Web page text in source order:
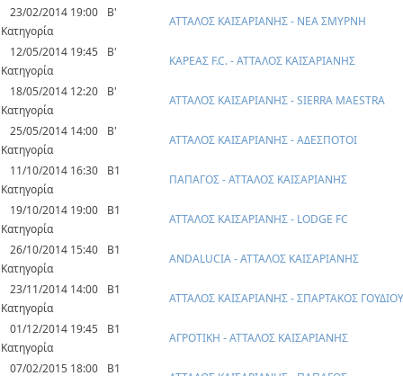
23/02/2014 19:00
Β'
Κατηγορία
ΑΤΤΑΛΟΣ ΚΑΙΣΑΡΙΑΝΗΣ - ΝΕΑ ΣΜΥΡΝΗ
12/05/2014 19:45
Β'
Κατηγορία
ΚΑΡΕΑΣ F.C. - ΑΤΤΑΛΟΣ ΚΑΙΣΑΡΙΑΝΗΣ
18/05/2014 12:20
Β'
Κατηγορία
ΑΤΤΑΛΟΣ ΚΑΙΣΑΡΙΑΝΗΣ - SIERRA MAESTRA
25/05/2014 14:00
Β'
Κατηγορία
ΑΤΤΑΛΟΣ ΚΑΙΣΑΡΙΑΝΗΣ - ΑΔΕΣΠΟΤΟΙ
11/10/2014 16:30
Β1
Κατηγορία
ΠΑΠΑΓΟΣ - ΑΤΤΑΛΟΣ ΚΑΙΣΑΡΙΑΝΗΣ
19/10/2014 19:00
Β1
Κατηγορία
ΑΤΤΑΛΟΣ ΚΑΙΣΑΡΙΑΝΗΣ - LODGE FC
26/10/2014 15:40
Β1
Κατηγορία
ANDALUCIA - ΑΤΤΑΛΟΣ ΚΑΙΣΑΡΙΑΝΗΣ
23/11/2014 14:00
Β1
Κατηγορία
ΑΤΤΑΛΟΣ ΚΑΙΣΑΡΙΑΝΗΣ - ΣΠΑΡΤΑΚΟΣ ΓΟΥΔΙΟΥ
01/12/2014 19:45
Β1
Κατηγορία
ΑΓΡΟΤΙΚΗ - ΑΤΤΑΛΟΣ ΚΑΙΣΑΡΙΑΝΗΣ
07/02/2015 18:00
Β1